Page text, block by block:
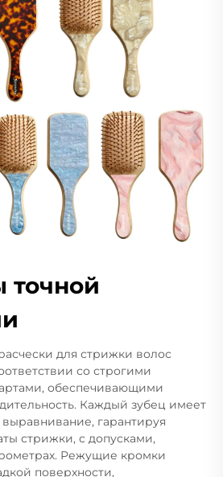
точной
для стрижки волос
со строгими
обеспечивающими
Каждый зубец имеет
гарантируя
стрижки, с допусками,
Режущие кромки
поверхности,